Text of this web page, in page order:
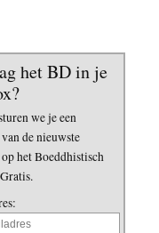
het BD in je
we je een
de nieuwste
het Boeddhistisch